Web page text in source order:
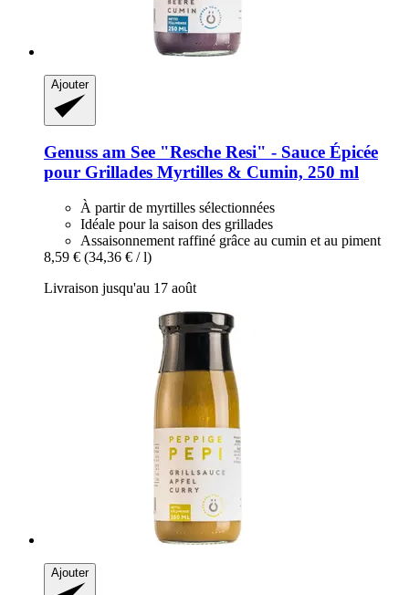
Ajouter
Genuss am See "Resche Resi" -​ Sauce Épicée
pour Grillades Myrtilles & Cumin, 250 ml
À partir de myrtilles sélectionnées
Idéale pour la saison des grillades
Assaisonnement raffiné grâce au cumin et au piment
8,59 € (34,36 € / l)
Livraison jusqu'au 17 août
Ajouter